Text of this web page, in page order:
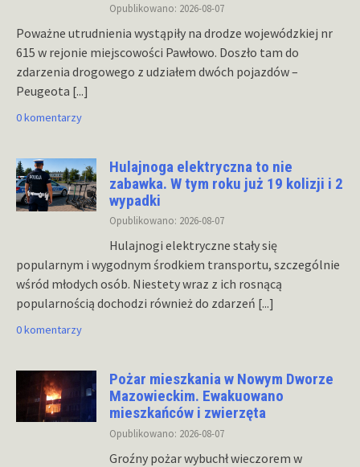
Opublikowano: 2026-08-07
Poważne utrudnienia wystąpiły na drodze wojewódzkiej nr
615 w rejonie miejscowości Pawłowo. Doszło tam do
zdarzenia drogowego z udziałem dwóch pojazdów –
Peugeota [...]
0 komentarzy
Hulajnoga elektryczna to nie
zabawka. W tym roku już 19 kolizji i 2
wypadki
Opublikowano: 2026-08-07
Hulajnogi elektryczne stały się
popularnym i wygodnym środkiem transportu, szczególnie
wśród młodych osób. Niestety wraz z ich rosnącą
popularnością dochodzi również do zdarzeń [...]
0 komentarzy
Pożar mieszkania w Nowym Dworze
Mazowieckim. Ewakuowano
mieszkańców i zwierzęta
Opublikowano: 2026-08-07
Groźny pożar wybuchł wieczorem w